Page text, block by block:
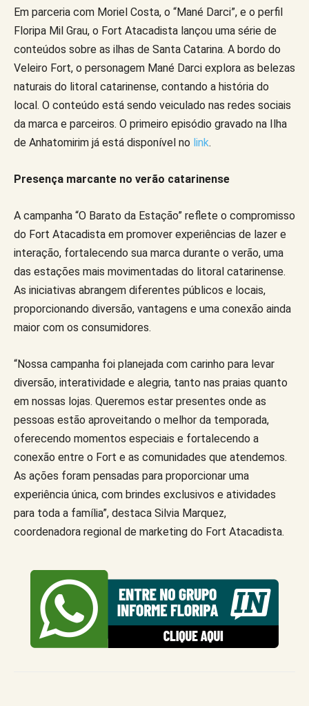
Em parceria com Moriel Costa, o “Mané Darci”, e o perfil
Floripa Mil Grau, o Fort Atacadista lançou uma série de
conteúdos sobre as ilhas de Santa Catarina. A bordo do
Veleiro Fort, o personagem Mané Darci explora as belezas
naturais do litoral catarinense, contando a história do
local. O conteúdo está sendo veiculado nas redes sociais
da marca e parceiros. O primeiro episódio gravado na Ilha
de Anhatomirim já está disponível no link.
Presença marcante no verão catarinense
A campanha “O Barato da Estação” reflete o compromisso
do Fort Atacadista em promover experiências de lazer e
interação, fortalecendo sua marca durante o verão, uma
das estações mais movimentadas do litoral catarinense.
As iniciativas abrangem diferentes públicos e locais,
proporcionando diversão, vantagens e uma conexão ainda
maior com os consumidores.
“Nossa campanha foi planejada com carinho para levar
diversão, interatividade e alegria, tanto nas praias quanto
em nossas lojas. Queremos estar presentes onde as
pessoas estão aproveitando o melhor da temporada,
oferecendo momentos especiais e fortalecendo a
conexão entre o Fort e as comunidades que atendemos.
As ações foram pensadas para proporcionar uma
experiência única, com brindes exclusivos e atividades
para toda a família”, destaca Silvia Marquez,
coordenadora regional de marketing do Fort Atacadista.